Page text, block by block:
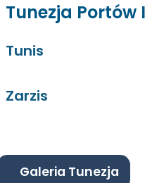
Tunezja Portów
Tunis
Zarzis
Galeria Tunezja